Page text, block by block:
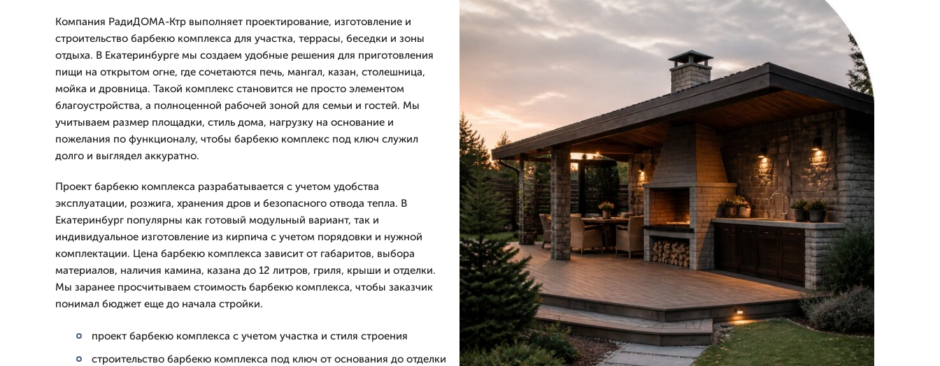
Компания РадиДОМА-Ктр выполняет проектирование, изготовление и
строительство барбекю комплекса для участка, террасы, беседки и зоны
отдыха. В Екатеринбурге мы создаем удобные решения для приготовления
пищи на открытом огне, где сочетаются печь, мангал, казан, столешница,
мойка и дровница. Такой комплекс становится не просто элементом
благоустройства, а полноценной рабочей зоной для семьи и гостей. Мы
учитываем размер площадки, стиль дома, нагрузку на основание и
пожелания по функционалу, чтобы барбекю комплекс под ключ служил
долго и выглядел аккуратно.
Проект барбекю комплекса разрабатывается с учетом удобства
эксплуатации, розжига, хранения дров и безопасного отвода тепла. В
Екатеринбург популярны как готовый модульный вариант, так и
индивидуальное изготовление из кирпича с учетом порядовки и нужной
комплектации. Цена барбекю комплекса зависит от габаритов, выбора
материалов, наличия камина, казана до 12 литров, гриля, крыши и отделки.
Мы заранее просчитываем стоимость барбекю комплекса, чтобы заказчик
понимал бюджет еще до начала стройки.
проект барбекю комплекса с учетом участка и стиля строения
строительство барбекю комплекса под ключ от основания до отделки